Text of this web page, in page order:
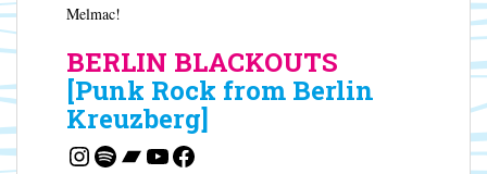
Melmac!
BERLIN BLACKOUTS
[Punk Rock from Berlin
Kreuzberg]
Instagram
Spotify
Bandcamp
YouTube
Facebook